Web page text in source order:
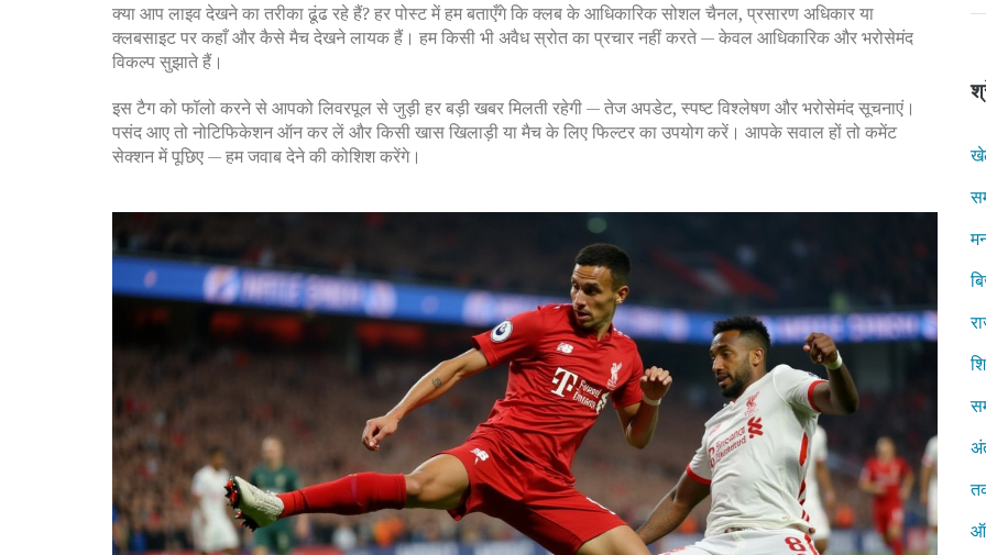
क्या आप लाइव देखने का तरीका ढूंढ रहे हैं? हर पोस्ट में हम बताएँगे कि क्लब के आधिकारिक सोशल चैनल, प्रसारण अधिकार या
क्लबसाइट पर कहाँ और कैसे मैच देखने लायक हैं। हम किसी भी अवैध स्रोत का प्रचार नहीं करते — केवल आधिकारिक और भरोसेमंद
विकल्प सुझाते हैं।
इस टैग को फॉलो करने से आपको लिवरपूल से जुड़ी हर बड़ी खबर मिलती रहेगी — तेज अपडेट, स्पष्ट विश्लेषण और भरोसेमंद सूचनाएं।
पसंद आए तो नोटिफिकेशन ऑन कर लें और किसी खास खिलाड़ी या मैच के लिए फिल्टर का उपयोग करें। आपके सवाल हों तो कमेंट
सेक्शन में पूछिए — हम जवाब देने की कोशिश करेंगे।